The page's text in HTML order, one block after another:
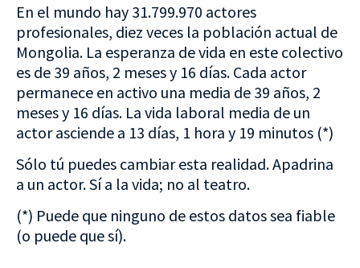
En el mundo hay 31.799.970 actores
profesionales, diez veces la población actual de
Mongolia. La esperanza de vida en este colectivo
es de 39 años, 2 meses y 16 días. Cada actor
permanece en activo una media de 39 años, 2
meses y 16 días. La vida laboral media de un
actor asciende a 13 días, 1 hora y 19 minutos (*)
Sólo tú puedes cambiar esta realidad. Apadrina
a un actor. Sí a la vida; no al teatro.
(*) Puede que ninguno de estos datos sea fiable
(o puede que sí).